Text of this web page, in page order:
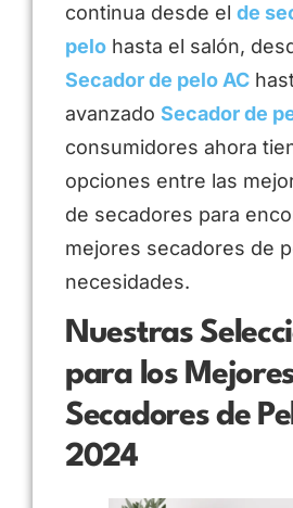
continua desde el de
pelo hasta el salón,
Secador de pelo AC
avanzado Secador de
consumidores ahora
opciones entre las
de secadores para
mejores secadores de
necesidades.
Nuestras
para los
Secadores de
2024